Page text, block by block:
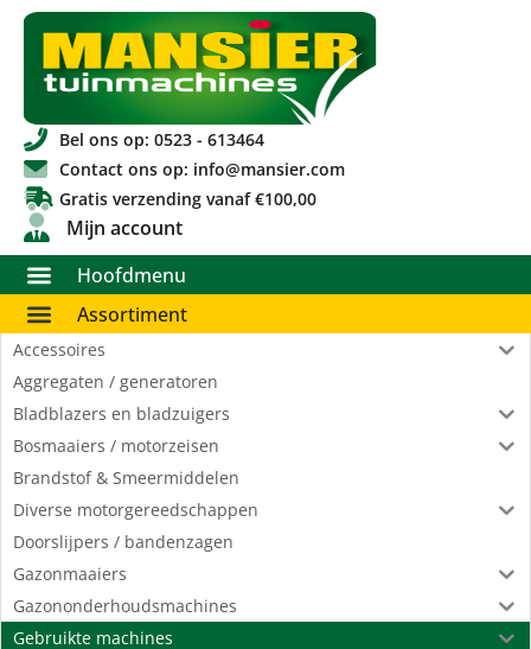
Bel ons op: 0523 - 613464
Contact ons op: info@mansier.com
Gratis verzending vanaf €100,00
Mijn account
Hoofdmenu
Assortiment
Accessoires
Aggregaten / generatoren
Bladblazers en bladzuigers
Bosmaaiers / motorzeisen
Brandstof & Smeermiddelen
Diverse motorgereedschappen
Doorslijpers / bandenzagen
Gazonmaaiers
Gazononderhoudsmachines
Gebruikte machines